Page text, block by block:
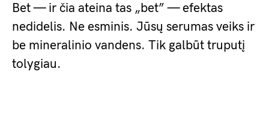
Bet — ir čia ateina tas „bet” — efektas
nedidelis. Ne esminis. Jūsų serumas veiks ir
be mineralinio vandens. Tik galbūt truputį
tolygiau.